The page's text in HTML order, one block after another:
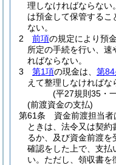
理しなければならない。
は預金して保管する
ない。
2
前項の規定により預
所定の手続を行い、速
ればならない。
3
第1項の現金は、 第84
えて整理しなければな
(平27規則35・
(前渡資金の支払)
第61条
資金前渡担当
ときは、法令又は契
るか、及び資金前渡
確認をした上で、支払
い。 ただし、領収書を